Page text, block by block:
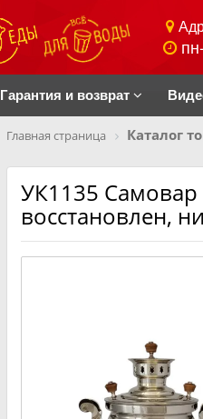
Гарантия и возврат
Главная страница Каталог
УК1135 Самовар
восстановлен,